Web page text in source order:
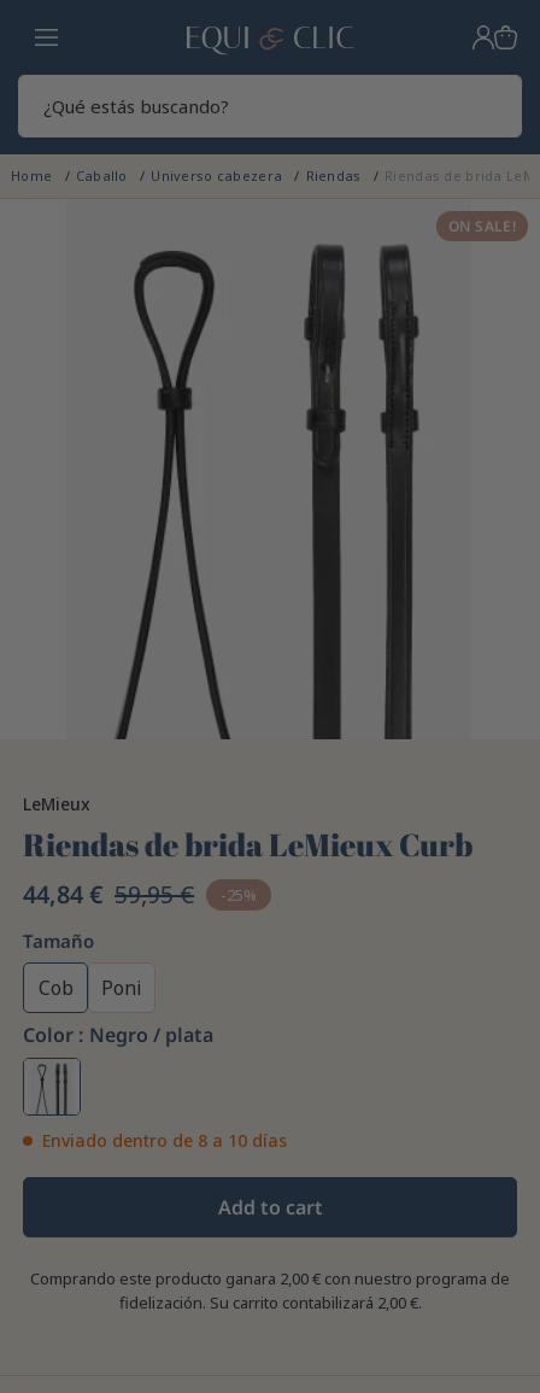
Hogar
Home Caballo Universo cabezera Riendas Riendas de brida
ON SALE!
LeMieux
Riendas de brida LeMieux Curb
44,84 € 59,95 € -25%
Tamaño
Cob
Poni
Color : Negro / plata
Enviado dentro de 8 a 10 días
Add to cart
Comprando este producto ganara 2,00 € con nuestro programa de
fidelización. Su carrito contabilizará 2,00 €.